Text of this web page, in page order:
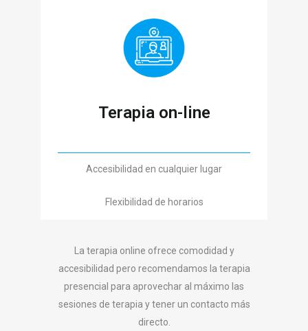
Terapia on-line
Accesibilidad en cualquier lugar
Flexibilidad de horarios
La terapia online ofrece comodidad y
accesibilidad pero recomendamos la terapia
presencial para aprovechar al máximo las
sesiones de terapia y tener un contacto más
directo.